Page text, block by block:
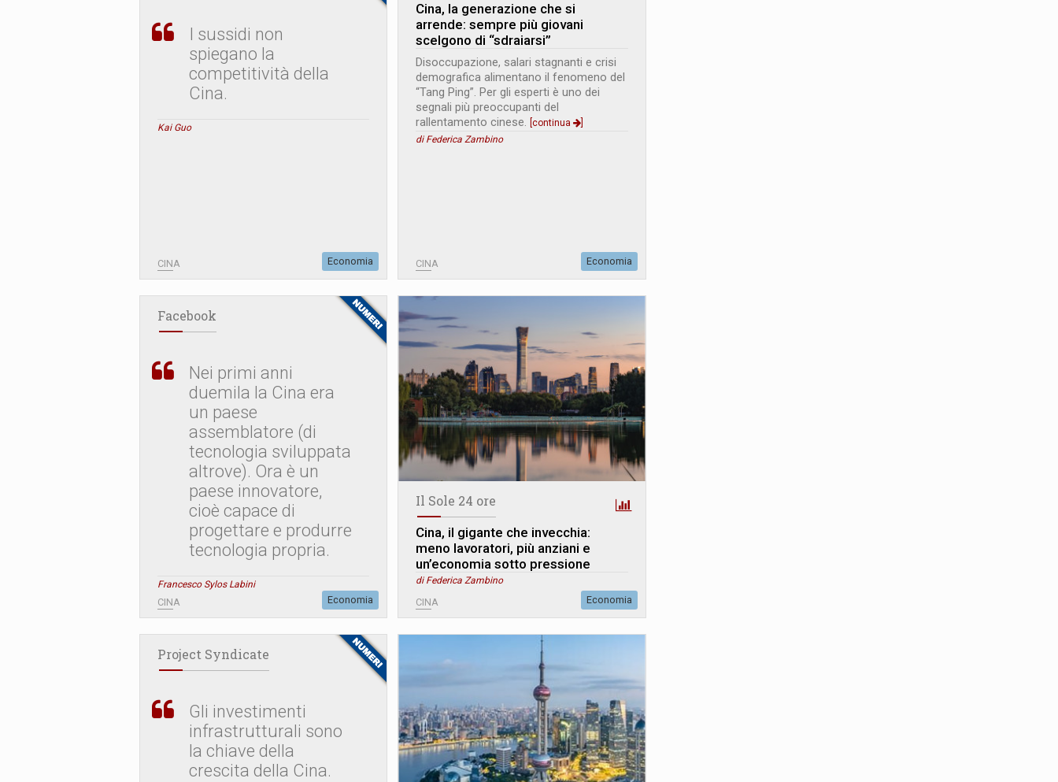
I sussidi non
spiegano la
competitività della
Cina.
Kai Guo
CINA Economia
Cina, la generazione che si
arrende: sempre più giovani
scelgono di “sdraiarsi”
Disoccupazione, salari stagnanti e crisi
demografica alimentano il fenomeno del
“Tang Ping”. Per gli esperti è uno dei
segnali più preoccupanti del
rallentamento cinese. [continua
di Federica Zambino
CINA Economia
Facebook
Nei primi anni
duemila la Cina era
un paese
assemblatore (di
tecnologia sviluppata
altrove). Ora è un
paese innovatore,
cioè capace di
progettare e produrre
tecnologia propria.
Francesco Sylos Labini
CINA Economia
Il Sole 24 ore
Cina, il gigante che invecchia:
meno lavoratori, più anziani e
un’economia sotto pressione
di Federica Zambino
CINA Economia
Project Syndicate
Gli investimenti
infrastrutturali sono
la chiave della
crescita della Cina.